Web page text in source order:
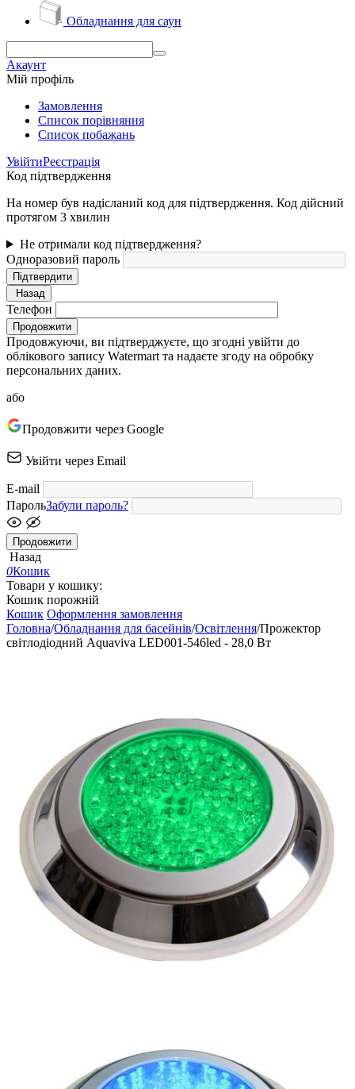
Обладнання для саун
Акаунт
Мій профіль
Замовлення
Cписок порівняння
Список побажань
УвійтиРеєстрація
Код підтвердження
На номер був надісланий код для підтвердження. Код дійсний
протягом 3 хвилин
Не отримали код підтвердження?
Одноразовий пароль
Підтвердити
Назад
Телефон
Продовжити
Продовжуючи, ви підтверджуєте, що згодні увійти до
облікового запису Watermart та надаєте згоду на обробку
персональних даних.
або
Продовжити через Google
Увійти через Email
E-mail
ПарольЗабули пароль?
Продовжити
Назад
0Кошик
Товари у кошику:
Кошик порожній
Кошик Оформлення замовлення
Головна/Обладнання для басейнів/Освітлення/Прожектор
світлодіодний Aquaviva LED001-546led - 28,0 Вт